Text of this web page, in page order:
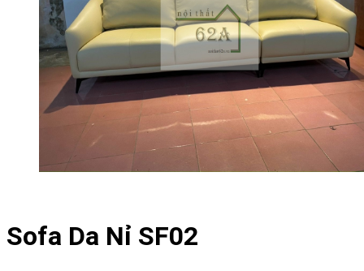
Sofa Da Nỉ SF02